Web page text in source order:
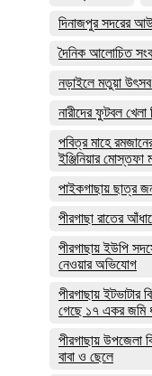
দিনাজপুর সদরের
দৈনিক আলোচিত
নড়াইলে মতুয়া উৎসব
নারীদের ফুটবল
পবিত্র মাহে
ইঞ্জিনিয়ার মোস্তফা
পাইকগাছায় ছাত্র
পীরগাছা রাতের
পীরগাছায় ইউপি
নেওয়ার অভিযোগ
পীরগাছায়
গেছে ১৭ একর জমি
পীরগাছায় উপজেলা
বাবা ও ছেলে